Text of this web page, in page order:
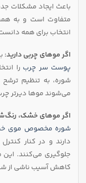
باعث ایجاد مشکلات
متفاوت است و به
انتخاب برای همه
اگر موهای چربی دارید:
پوست سر چرب را
شوره، به تنظیم
می‌شوند موها دیرتر
اگر موهای خشک،
شوره‌ مخصوص موی
دارند و در کنار
جلوگیری می‌کنند.
کاهش آسیب ناشی از